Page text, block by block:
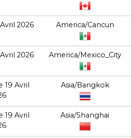
2026 America/Cancun
2026 America/Mexico_City
19 Avril
Asia/Bangkok
19 Avril
Asia/Shanghai